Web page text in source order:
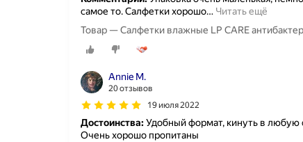
самое то. Салфетки хорошо… Читать ещё
Товар — Салфетки влажные LP CARE
Annie M.
20 отзывов
19 июля 2022
Достоинства:Удобный формат, кинуть в любую
Очень хорошо пропитаны